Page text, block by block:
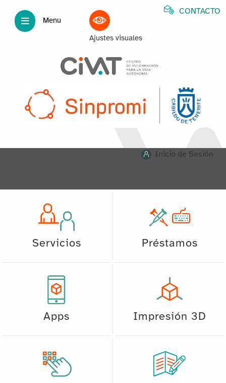
Menu
Ajustes visuales
CONTACTO
Inicio de Sesión
Servicios Préstamos
Apps Impresión 3D